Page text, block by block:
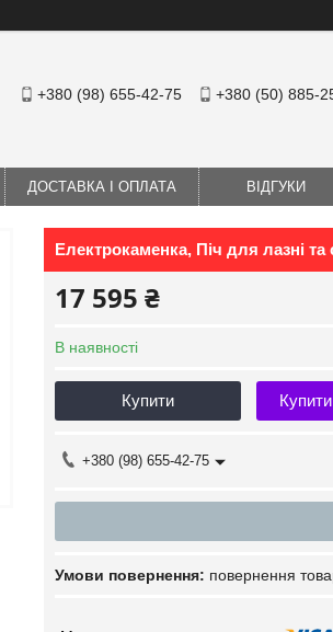
+380 (98) 655-42-75 +380 (50) 885-
ДОСТАВКА І ОПЛАТА ВІДГУКИ
Електрокаменка, Піч для лазні
17 595 ₴
В наявності
Купити
+380 (98) 655-42-75
повернення